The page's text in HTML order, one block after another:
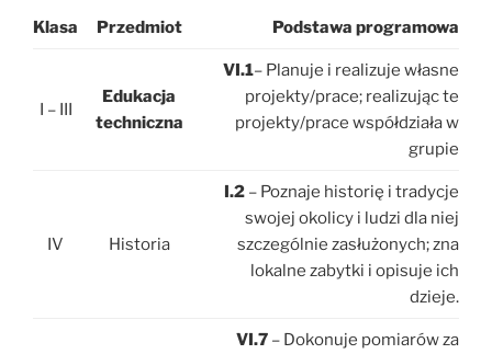
Klasa Przedmiot Podstawa programowa
I – III
Edukacja
techniczna
VI.1– Planuje i realizuje własne
projekty/prace; realizując te
projekty/prace współdziała w
grupie
IV Historia
I.2 – Poznaje historię i tradycje
swojej okolicy i ludzi dla niej
szczególnie zasłużonych; zna
lokalne zabytki i opisuje ich
dzieje.
VI.7 – Dokonuje pomiarów za